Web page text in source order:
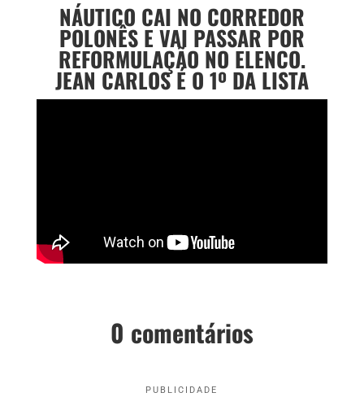
NÁUTICO CAI NO CORREDOR
POLONÊS E VAI PASSAR POR
REFORMULAÇÃO NO ELENCO.
JEAN CARLOS É O 1º DA LISTA
0 comentários
PUBLICIDADE